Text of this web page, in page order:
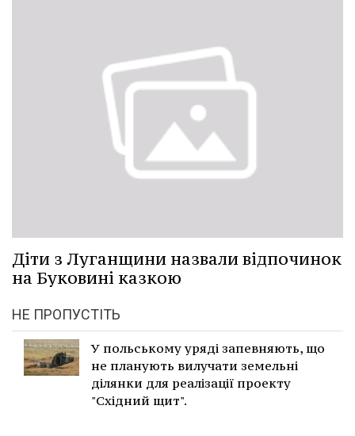
Діти з Луганщини назвали відпочинок
на Буковині казкою
НЕ ПРОПУСТІТЬ
У польському уряді запевняють, що
не планують вилучати земельні
ділянки для реалізації проекту
"Східний щит".